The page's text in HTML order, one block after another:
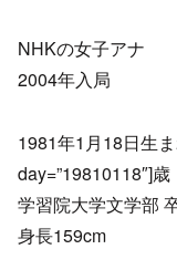
NHKの女子アナ
2004年入局
1981年1月18日生
day=”19810118″]歳
学習院大学文学部
身長159cm